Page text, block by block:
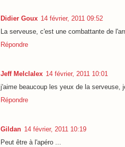
Didier Goux 14 février, 2011 09:52
La serveuse, c'est une combattante de
Répondre
Jeff Melclalex 14 février, 2011 10:01
j'aime beaucoup les yeux de la serveuse,
Répondre
Gildan 14 février, 2011 10:19
Peut être à l'apéro ...